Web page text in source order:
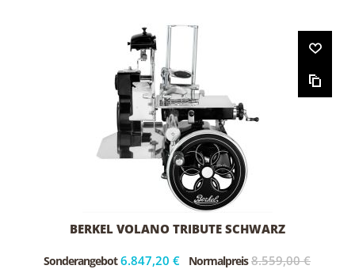
BERKEL VOLANO TRIBUTE SCHWARZ
Sonderangebot 6.847,20 € Normalpreis 8.559,00 €